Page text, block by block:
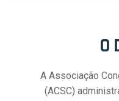
O
A Associação
(ACSC)